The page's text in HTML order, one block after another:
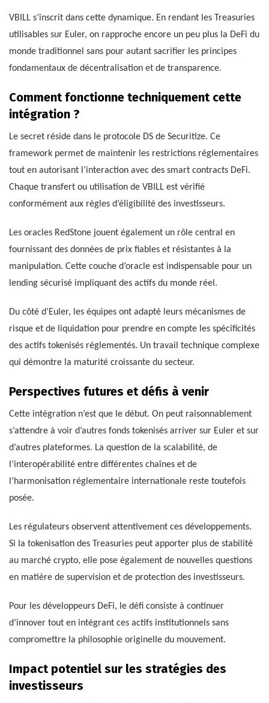
VBILL s’inscrit dans cette dynamique. En rendant les Treasuries
utilisables sur Euler, on rapproche encore un peu plus la DeFi du
monde traditionnel sans pour autant sacrifier les principes
fondamentaux de décentralisation et de transparence.
Comment fonctionne techniquement cette
intégration ?
Le secret réside dans le protocole DS de Securitize. Ce
framework permet de maintenir les restrictions réglementaires
tout en autorisant l’interaction avec des smart contracts DeFi.
Chaque transfert ou utilisation de VBILL est vérifié
conformément aux règles d’éligibilité des investisseurs.
Les oracles RedStone jouent également un rôle central en
fournissant des données de prix fiables et résistantes à la
manipulation. Cette couche d’oracle est indispensable pour un
lending sécurisé impliquant des actifs du monde réel.
Du côté d’Euler, les équipes ont adapté leurs mécanismes de
risque et de liquidation pour prendre en compte les spécificités
des actifs tokenisés réglementés. Un travail technique complexe
qui démontre la maturité croissante du secteur.
Perspectives futures et défis à venir
Cette intégration n’est que le début. On peut raisonnablement
s’attendre à voir d’autres fonds tokenisés arriver sur Euler et sur
d’autres plateformes. La question de la scalabilité, de
l’interopérabilité entre différentes chaînes et de
l’harmonisation réglementaire internationale reste toutefois
posée.
Les régulateurs observent attentivement ces développements.
Si la tokenisation des Treasuries peut apporter plus de stabilité
au marché crypto, elle pose également de nouvelles questions
en matière de supervision et de protection des investisseurs.
Pour les développeurs DeFi, le défi consiste à continuer
d’innover tout en intégrant ces actifs institutionnels sans
compromettre la philosophie originelle du mouvement.
Impact potentiel sur les stratégies des
investisseurs